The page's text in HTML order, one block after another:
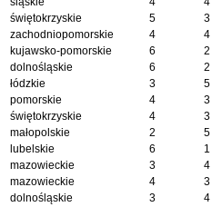
świętokrzyskie 5
3
zachodniopomorskie 4
4
kujawsko-pomorskie 6
2
dolnośląskie 6
2
łódzkie 3
5
pomorskie 4
3
świętokrzyskie 4
3
małopolskie 2
5
lubelskie 6
1
mazowieckie 3
4
mazowieckie 4
3
dolnośląskie 3
4